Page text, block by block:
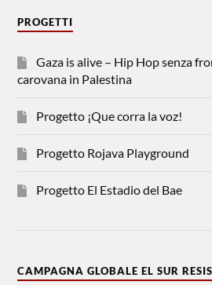
PROGETTI
Gaza is alive – Hip Hop senza
carovana in Palestina
Progetto ¡Que corra la voz!
Progetto Rojava Playground
Progetto El Estadio del Bae
CAMPAGNA GLOBALE EL SUR